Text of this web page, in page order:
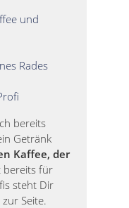
und
Rades
bereits
Getränk
Kaffee, der
bereits für
steht Dir
Seite.